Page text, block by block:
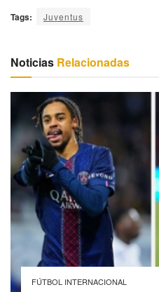
Tags: Juventus
Noticias Relacionadas
FÚTBOL INTERNACIONAL